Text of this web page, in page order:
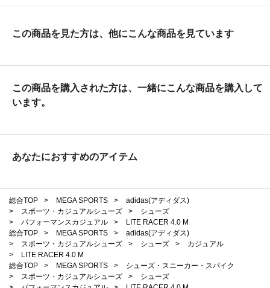
この商品を見た方は、他にこんな商品を見ています
この商品を購入された方は、一緒にこんな商品を購入して
います。
あなたにおすすめのアイテム
総合TOP > MEGA SPORTS >
adidas(アディダス)
>
スポーツ・カジュアルシューズ >
シューズ
>
パフォーマンスカジュアル >
LITE RACER 4.0 M
総合TOP
> MEGA SPORTS >
adidas(アディダス)
>
スポーツ・カジュアルシューズ > シューズ >
カジュアル
>
LITE RACER 4.0 M
総合TOP
> MEGA SPORTS >
シューズ・スニーカー・スパイク
>
スポーツ・カジュアルシューズ >
シューズ